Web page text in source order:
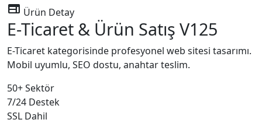
web Ürün Detay
E-Ticaret & Ürün Satış V125
E-Ticaret kategorisinde profesyonel web sitesi tasarımı.
Mobil uyumlu, SEO dostu, anahtar teslim.
50+Sektör
7/24 Destek
SSL Dahil